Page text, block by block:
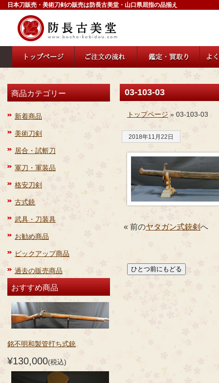
日本刀販売・美術刀剣の販売は防長古美堂・山口県屈指の品揃え
商品カテゴリー
新着商品
美術刀剣
居合・試斬刀
軍刀・軍装品
格安刀剣
古式銃
武具・刀装具
お勧め商品
ピックアップ商品
過去の販売商品
おすすめ商品
銘不明和製管打ち式銃
¥130,000(税込)
03-103-03
トップページ » 03-103-03
2018年11月22日
« 前のヤタガン式銃剣へ